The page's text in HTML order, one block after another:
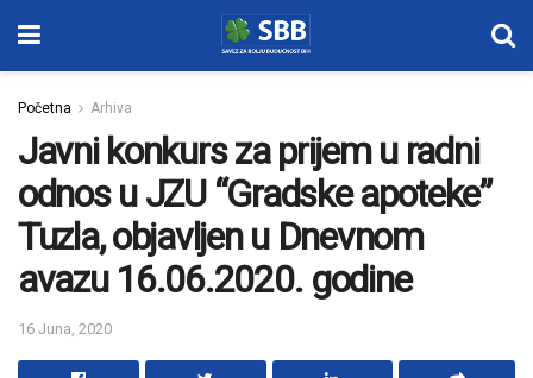
Početna Arhiva
Javni konkurs za prijem u radni
odnos u JZU “Gradske apoteke”
Tuzla, objavljen u Dnevnom
avazu 16.06.2020. godine
16 Juna, 2020